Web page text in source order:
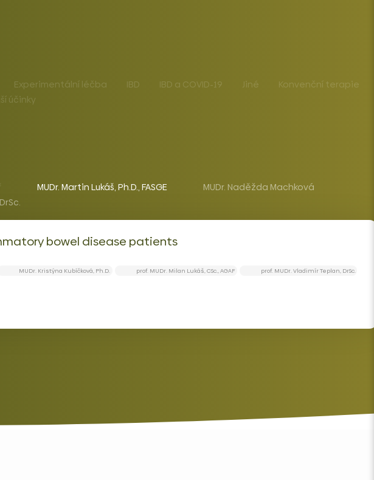
Experimentální léčba IBD IBD a COVID-19 Jiné
Konvenční terapie
účinky
MUDr. Martin Lukáš, Ph.D., FASGE
MUDr. Naděžda Machková
bowel disease patients
MUDr. Kristýna Kubíčková, Ph.D. prof. MUDr. Milan Lukáš, CSc., AGAF prof. MUDr. Vladimír Teplan, DrSc.